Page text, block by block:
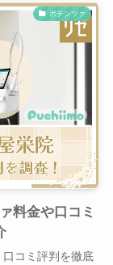
ポテンツァ
料金や口コミ
コミ評判を徹底